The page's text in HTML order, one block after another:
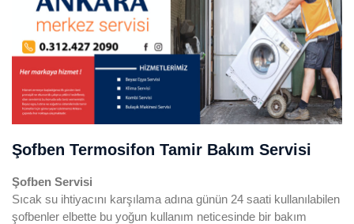
Şofben Termosifon Tamir Bakım Servisi
Şofben Servisi
Sıcak su ihtiyacını karşılama adına günün 24 saati kullanılabilen
şofbenler elbette bu yoğun kullanım neticesinde bir bakım